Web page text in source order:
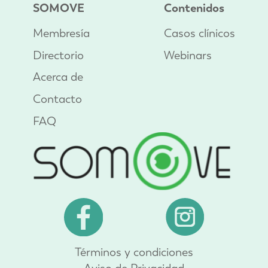
SOMOVE
Membresía
Directorio
Acerca de
Contacto
FAQ
Contenidos
Casos clínicos
Webinars
Términos y condiciones